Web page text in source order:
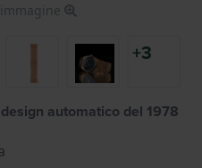
+3
automatico del 1978